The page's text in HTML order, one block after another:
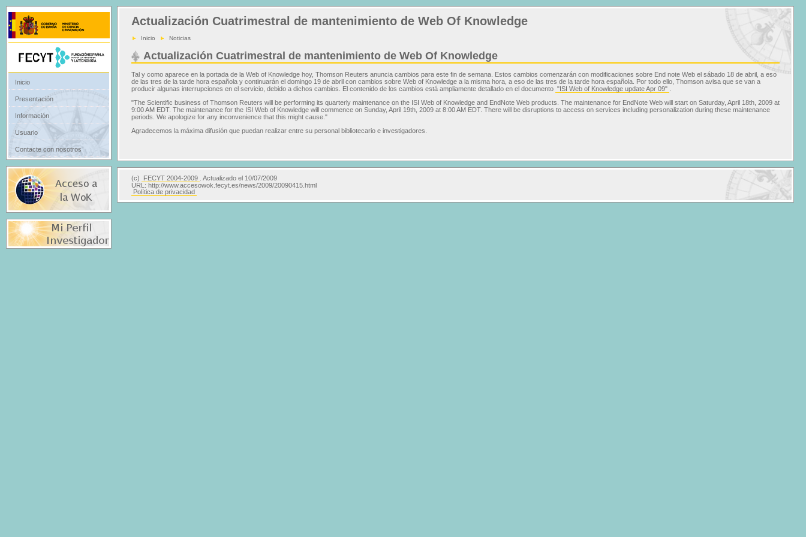
Actualización Cuatrimestral de mantenimiento de Web Of Knowledge
Inicio Noticias
Actualización Cuatrimestral de mantenimiento de Web Of Knowledge
Tal y como aparece en la portada de la Web of Knowledge hoy, Thomson Reuters anuncia cambios para este fin de semana. Estos cambios comenzarán con modificaciones sobre End note Web el sábado 18 de abril, a eso
de las tres de la tarde hora española y continuarán el domingo 19 de abril con cambios sobre Web of Knowledge a la misma hora, a eso de las tres de la tarde hora española. Por todo ello, Thomson avisa que se van a
producir algunas interrupciones en el servicio, debido a dichos cambios. El contenido de los cambios está ampliamente detallado en el documento "ISI Web of Knowledge update Apr 09"
"The Scientific business of Thomson Reuters will be performing its quarterly maintenance on the ISI Web of Knowledge and EndNote Web products. The maintenance for EndNote Web will start on Saturday, April 18th, 2009 at
9:00 AM EDT. The maintenance for the ISI Web of Knowledge will commence on Sunday, April 19th, 2009 at 8:00 AM EDT. There will be disruptions to access on services including personalization during these maintenance
periods. We apologize for any inconvenience that this might cause."
Agradecemos la máxima difusión que puedan realizar entre su personal bibliotecario e investigadores.
(c) FECYT 2004-2009
. Actualizado el 10/07/2009
URL: http://www.accesowok.fecyt.es/news/2009/20090415.html
Política de privacidad
Inicio
Presentación
Información
Usuario
Contacte con nosotros